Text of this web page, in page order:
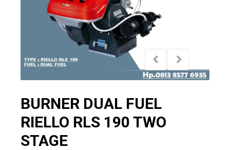
BURNER DUAL FUEL
RIELLO RLS 190 TWO
STAGE